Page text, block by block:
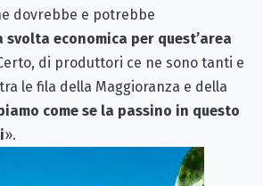
dovrebbe e potrebbe
svolta economica per quest’area
di produttori ce ne sono tanti e
le fila della Maggioranza e della
come se la passino in questo
».